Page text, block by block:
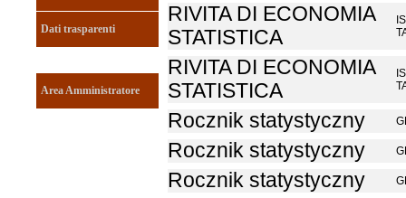
Dati trasparenti
Area Amministratore
RIVITA DI ECONOMIA
STATISTICA
RIVITA DI ECONOMIA
STATISTICA
Rocznik statystyczny
Rocznik statystyczny
Rocznik statystyczny